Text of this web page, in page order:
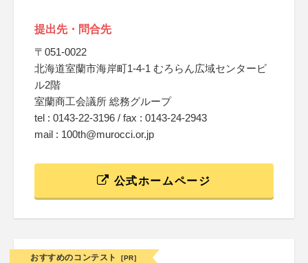
提出先・問合先
〒051-0022
北海道室蘭市海岸町1-4-1 むろらん広域センタービ
ル2階
室蘭商工会議所 総務グループ
tel : 0143-22-3196 / fax : 0143-24-2943
mail : 100th@murocci.or.jp
公式ホームページ
おすすめのコンテスト [PR]